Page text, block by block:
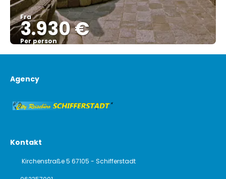
Fra
3.930 €
Per person
Se
Agency
Kontakt
Kirchenstraße 5 67105 - Schifferstadt